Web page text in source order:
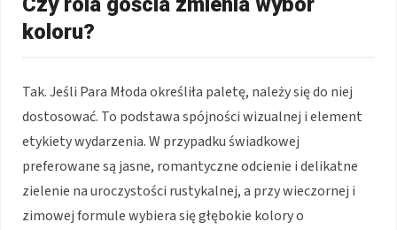
koloru?
Tak. Jeśli Para Młoda określiła paletę, należy się do niej
dostosować. To podstawa spójności wizualnej i element
etykiety wydarzenia. W przypadku świadkowej
preferowane są jasne, romantyczne odcienie i delikatne
zielenie na uroczystości rustykalnej, a przy wieczornej i
zimowej formule wybiera się głębokie kolory o